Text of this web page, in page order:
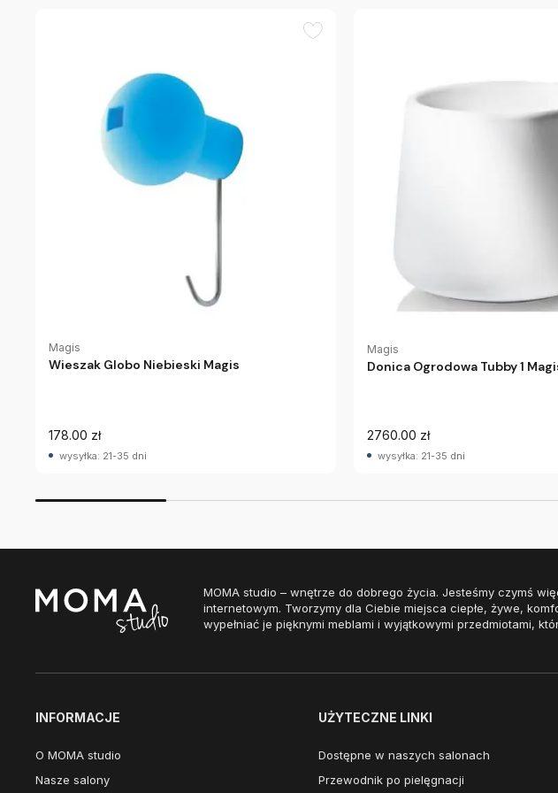
Magis
Wieszak Globo Niebieski Magis
178.00 zł
wysyłka: 21-35 dni
Magis
Donica Ogrodowa Tubby 1
2760.00 zł
wysyłka: 21-35 dni
MOMA studio – wnętrze do dobrego życia. Jesteśmy czymś
internetowym. Tworzymy dla Ciebie miejsca ciepłe, żywe,
wypełniać je pięknymi meblami i wyjątkowymi przedmiotami,
INFORMACJE
O MOMA studio
Nasze salony
UŻYTECZNE LINKI
Dostępne w naszych salonach
Przewodnik po pielęgnacji